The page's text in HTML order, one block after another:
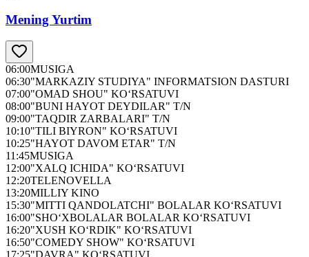
Mening Yurtim
06:00MUSIGA
06:30"MARKAZIY STUDIYA" INFORMATSION DASTURI
07:00"OMAD SHOU" KO‘RSATUVI
08:00"BUNI HAYOT DEYDILAR" T/N
09:00"TAQDIR ZARBALARI" T/N
10:10"TILI BIYRON" KO‘RSATUVI
10:25"HAYOT DAVOM ETAR" T/N
11:45MUSIGA
12:00"XALQ ICHIDA" KO‘RSATUVI
12:20TELENOVELLA
13:20MILLIY KINO
15:30"MITTI QANDOLATCHI" BOLALAR KO‘RSATUVI
16:00"SHO‘XBOLALAR BOLALAR KO‘RSATUVI
16:20"XUSH KO‘RDIK" KO‘RSATUVI
16:50"COMEDY SHOW" KO‘RSATUVI
17:25"DAVRA" KO‘RSATUVI